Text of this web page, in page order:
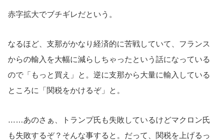
赤字拡大でブチギレだという。
なるほど、支那がかなり経済的に苦戦していて、フランス
からの輸入を大幅に減らしちゃったという話になっている
ので「もっと買え」と。逆に支那から大量に輸入している
ところに「関税をかけるぞ」と。
……あのさぁ、トランプ氏も失敗しているけどマクロン氏
も失敗するぞ？そんな事すると。だって、関税を上げるっ